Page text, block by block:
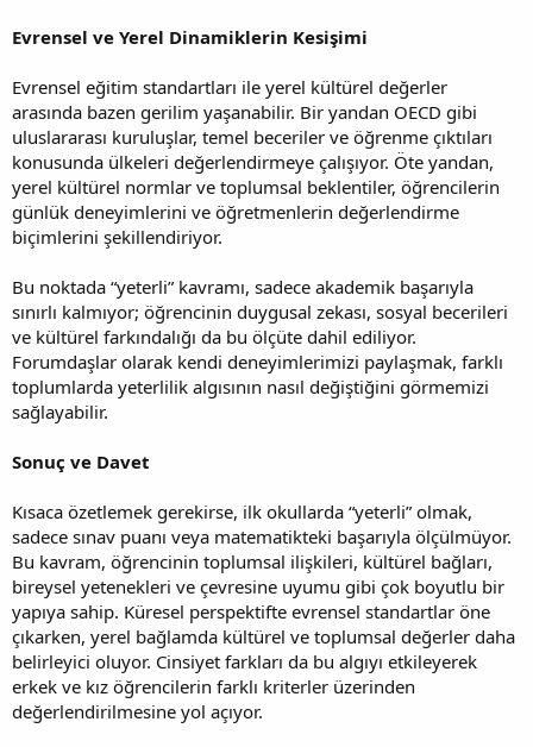
Evrensel ve Yerel Dinamiklerin Kesişimi
Evrensel eğitim standartları ile yerel kültürel değerler
arasında bazen gerilim yaşanabilir. Bir yandan OECD gibi
uluslararası kuruluşlar, temel beceriler ve öğrenme çıktıları
konusunda ülkeleri değerlendirmeye çalışıyor. Öte yandan,
yerel kültürel normlar ve toplumsal beklentiler, öğrencilerin
günlük deneyimlerini ve öğretmenlerin değerlendirme
biçimlerini şekillendiriyor.
Bu noktada “yeterli” kavramı, sadece akademik başarıyla
sınırlı kalmıyor; öğrencinin duygusal zekası, sosyal becerileri
ve kültürel farkındalığı da bu ölçüte dahil ediliyor.
Forumdaşlar olarak kendi deneyimlerimizi paylaşmak, farklı
toplumlarda yeterlilik algısının nasıl değiştiğini görmemizi
sağlayabilir.
Sonuç ve Davet
Kısaca özetlemek gerekirse, ilk okullarda “yeterli” olmak,
sadece sınav puanı veya matematikteki başarıyla ölçülmüyor.
Bu kavram, öğrencinin toplumsal ilişkileri, kültürel bağları,
bireysel yetenekleri ve çevresine uyumu gibi çok boyutlu bir
yapıya sahip. Küresel perspektifte evrensel standartlar öne
çıkarken, yerel bağlamda kültürel ve toplumsal değerler daha
belirleyici oluyor. Cinsiyet farkları da bu algıyı etkileyerek
erkek ve kız öğrencilerin farklı kriterler üzerinden
değerlendirilmesine yol açıyor.